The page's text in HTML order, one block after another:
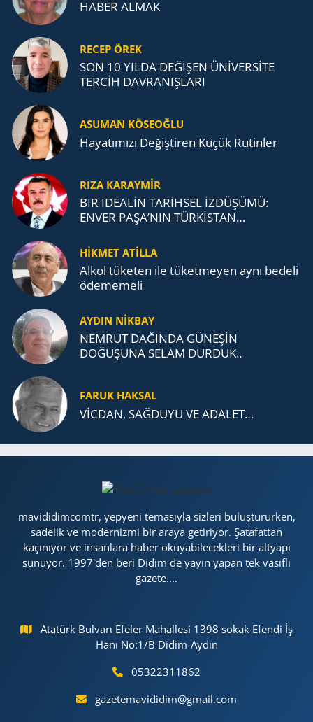
HABER ALMAK
RECEP ÖREK
SON 10 YILDA DEĞİŞEN ÜNİVERSİTE
TERCİH DAVRANIŞLARI
ASUMAN KÖSEOĞLU
Ha­ya­tı­mı­zı De­ğiş­ti­ren Küçük Ru­tin­ler
RIZA KARAYMIR
BİR İDEALİN TARİHSEL İZDÜŞÜMÜ:
ENVER PAŞA’NIN TÜRKİSTAN
TEŞKİLATI’NA UZANAN MİRASI
HİKMET ATİLLA
Alkol tü­ke­ten ile tü­ket­me­yen aynı be­de­li
öde­me­me­li
AYDIN NİKBAY
NEMRUT DAĞINDA GÜNEŞİN
DOĞUŞUNA SELAM DURDUK..
FARUK HAKSAL
VİCDAN, SAĞ­DU­YU VE ADA­LET…
mavididimcomtr, yepyeni temasıyla sizleri buluştururken,
sadelik ve modernizmi bir araya getiriyor. Şatafattan
kaçınıyor ve insanlara haber okuyabilecekleri bir altyapı
sunuyor. 1997'den beri Didim de yayın yapan tek vasıflı
gazete....
Atatürk Bulvarı Efeler Mahallesi 1398 sokak Efendi İş
Hanı No:1/B Didim-Aydın
05322311862
gazetemavididim@gmail.com